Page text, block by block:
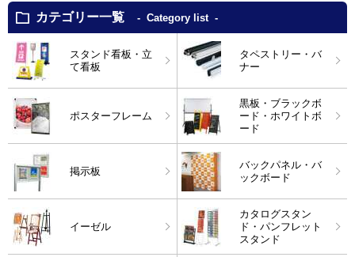
カテゴリー一覧 Category list
スタンド看板・立
て看板
タペストリー・バ
ナー
ポスターフレーム
黒板・ブラックボ
ード・ホワイトボ
ード
掲示板
バックパネル・バ
ックボード
イーゼル
カタログスタン
ド・パンフレット
スタンド